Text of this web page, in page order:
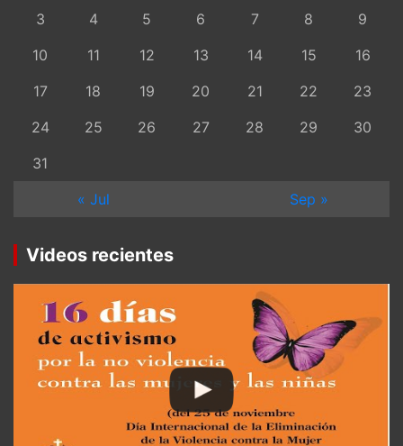
3
4 5 6 7 8
9
10
11 12 13 14 15
16
17
18 19 20 21 22
23
24
25 26 27 28 29
30
31
« Jul
Sep »
Videos recientes